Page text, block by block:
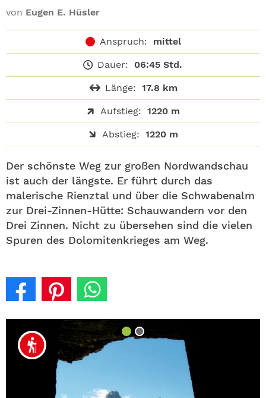
von Eugen E. Hüsler
Anspruch: mittel
Dauer: 06:45 Std.
Länge: 17.8 km
Aufstieg: 1220 m
Abstieg: 1220 m
Der schönste Weg zur großen Nordwandschau
ist auch der längste. Er führt durch das
malerische Rienztal und über die Schwabenalm
zur Drei-Zinnen-Hütte: Schauwandern vor den
Drei Zinnen. Nicht zu übersehen sind die vielen
Spuren des Dolomitenkrieges am Weg.
SHOP